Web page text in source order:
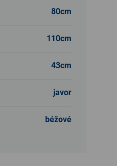
80cm
110cm
43cm
javor
béžové